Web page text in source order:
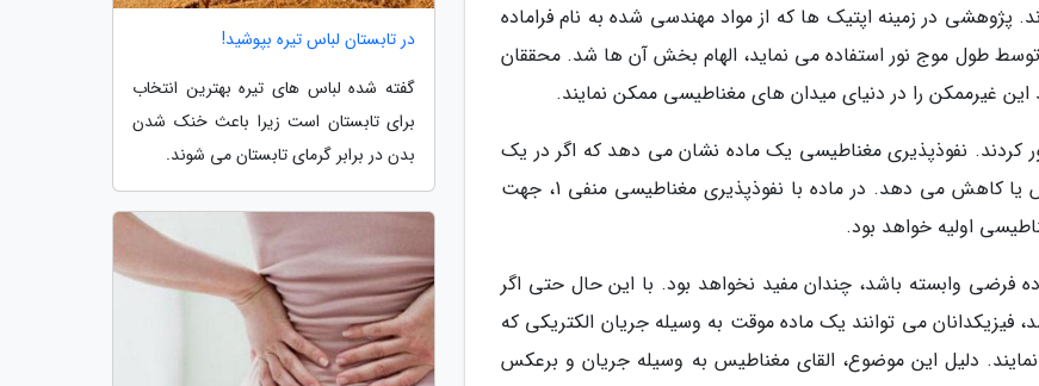
پژوهشی در زمینه اپتیک ها که از مواد مهندسی شده به نام فراماده
طول موج نور استفاده می نماید، الهام بخش آن ها شد. محققان
غیرممکن را در دنیای میدان های مغناطیسی ممکن نمایند.
ای با نفوذپذیری مغناطیسی منفی 1 را تصور کردند. نفوذپذیری مغناطیسی یک ماده نشان می دهد که اگر در یک
میدان مغناطیسی قرار بگیرد، آن را تا چه اندازه افزایش یا کاهش می دهد. در ماده با نفوذپذیری مغناطیسی منفی 1، جهت
اولیه خواهد بود.
فرضی وابسته باشد، چندان مفید نخواهد بود. با این حال حتی اگر
1 هم وجود نداشته باشد، فیزیکدانان می توانند یک ماده موقت به وسیله جریان الکتریکی که
دلیل این موضوع، القای مغناطیس به وسیله جریان و برعکس
در تابستان لباس تیره بپوشید!
گفته شده لباس های تیره بهترین انتخاب
برای تابستان است زیرا باعث خنک شدن
بدن در برابر گرمای تابستان می شوند.